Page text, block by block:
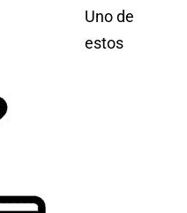
Uno de
estos